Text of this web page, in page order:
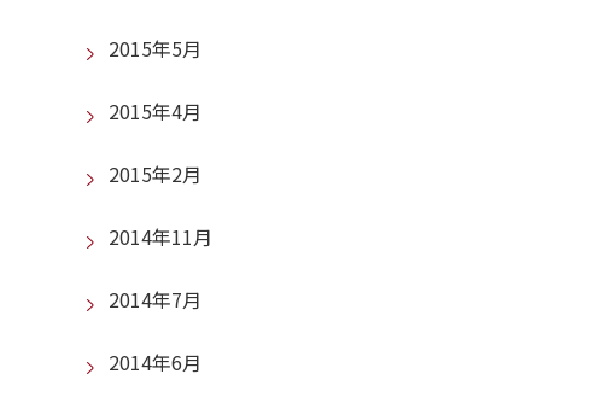
2015年5月
2015年4月
2015年2月
2014年11月
2014年7月
2014年6月